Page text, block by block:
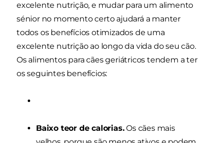
excelente nutrição, e mudar para um alimento
sénior no momento certo ajudará a manter
todos os benefícios otimizados de uma
excelente nutrição ao longo da vida do seu cão.
Os alimentos para cães geriátricos tendem a ter
os seguintes benefícios:
Baixo teor de calorias.Os cães mais